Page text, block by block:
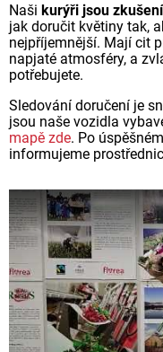
Naši kurýři jsou
jak doručit květiny tak,
nejpříjemnější. Mají cit
napjaté atmosféry, a
potřebujete.
Sledování doručení je
jsou naše vozidla
mapě zde. Po
informujeme